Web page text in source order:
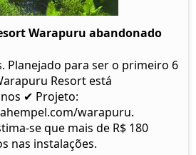
Warapuru abandonado
Planejado para ser o primeiro 6
Resort está
✔ Projeto:
warapuru.
se que mais de R$ 180
nas instalações.